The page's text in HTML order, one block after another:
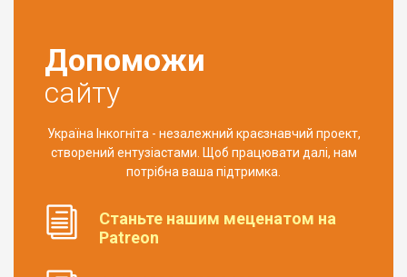
Допоможи
сайту
Україна Інкогніта - незалежний краєзнавчий проект,
створений ентузіастами. Щоб працювати далі, нам
потрібна ваша підтримка.
Станьте нашим меценатом на
Patreon